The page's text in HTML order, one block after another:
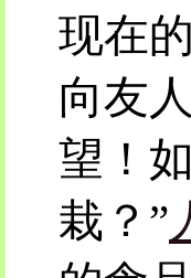
现在
向友
望！
栽？”